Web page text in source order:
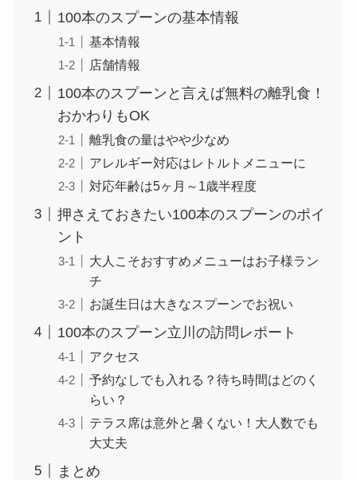
100本のスプーンの基本情報
基本情報
店舗情報
100本のスプーンと言えば無料の離乳食！
おかわりもOK
離乳食の量はやや少なめ
アレルギー対応はレトルトメニューに
対応年齢は5ヶ月～1歳半程度
押さえておきたい100本のスプーンのポイ
ント
大人こそおすすめメニューはお子様ラン
チ
お誕生日は大きなスプーンでお祝い
100本のスプーン立川の訪問レポート
アクセス
予約なしでも入れる？待ち時間はどのく
らい？
テラス席は意外と暑くない！大人数でも
大丈夫
まとめ